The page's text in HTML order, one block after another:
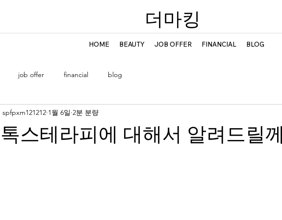
​더마킹
HOME BEAUTY JOB OFFER FINANCIAL BLOG
job offer financial blog
스테라피에 대해서 알려드릴
spfpxm121212 1월 6일 2분 분량